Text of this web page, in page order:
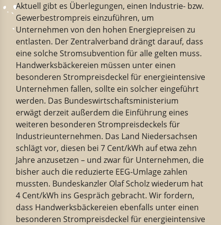
Aktuell gibt es Überlegungen, einen Industrie- bzw.
Gewerbestrompreis einzuführen, um
Unternehmen von den hohen Energiepreisen zu
entlasten. Der Zentralverband drängt darauf, dass
eine solche Stromsubvention für alle gelten muss.
Handwerksbäckereien müssen unter einen
besonderen Strompreisdeckel für energieintensive
Unternehmen fallen, sollte ein solcher eingeführt
werden. Das Bundeswirtschaftsministerium
erwägt derzeit außerdem die Einführung eines
weiteren besonderen Strompreisdeckels für
Industrieunternehmen. Das Land Niedersachsen
schlägt vor, diesen bei 7 Cent/kWh auf etwa zehn
Jahre anzusetzen – und zwar für Unternehmen, die
bisher auch die reduzierte EEG-Umlage zahlen
mussten. Bundeskanzler Olaf Scholz wiederum hat
4 Cent/kWh ins Gespräch gebracht. Wir fordern,
dass Handwerksbäckereien ebenfalls unter einen
besonderen Strompreisdeckel für energieintensive